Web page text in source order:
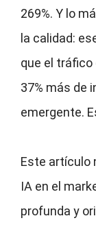
269%. Y lo
la calidad:
que el tráfico
37% más de
emergente.
Este artículo
IA en el
profunda y